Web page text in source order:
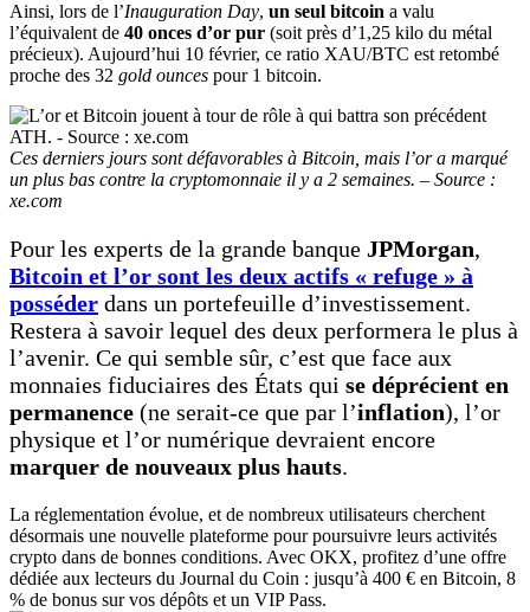
Ainsi, lors de l’Inauguration Day, un seul bitcoin a valu
l’équivalent de 40 onces d’or pur (soit près d’1,25 kilo du métal
précieux). Aujourd’hui 10 février, ce ratio XAU/BTC est retombé
proche des 32 gold ounces pour 1 bitcoin.
Ces derniers jours sont défavorables à Bitcoin, mais l’or a marqué
un plus bas contre la cryptomonnaie il y a 2 semaines. – Source :
xe.com
Pour les experts de la grande banque JPMorgan,
Bitcoin et l’or sont les deux actifs « refuge » à
posséder dans un portefeuille d’investissement.
Restera à savoir lequel des deux performera le plus à
l’avenir. Ce qui semble sûr, c’est que face aux
monnaies fiduciaires des États qui se déprécient en
permanence (ne serait-ce que par l’inflation), l’or
physique et l’or numérique devraient encore
marquer de nouveaux plus hauts.
La réglementation évolue, et de nombreux utilisateurs cherchent
désormais une nouvelle plateforme pour poursuivre leurs activités
crypto dans de bonnes conditions. Avec OKX, profitez d’une offre
dédiée aux lecteurs du Journal du Coin : jusqu’à 400 € en Bitcoin, 8
% de bonus sur vos dépôts et un VIP Pass.